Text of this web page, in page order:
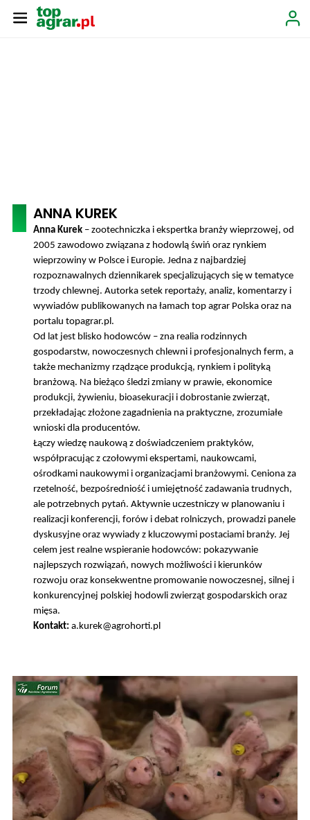
ANNA KUREK
Anna Kurek – zootechniczka i ekspertka branży wieprzowej, od
2005 zawodowo związana z hodowlą świń oraz rynkiem
wieprzowiny w Polsce i Europie. Jedna z najbardziej
rozpoznawalnych dziennikarek specjalizujących się w tematyce
trzody chlewnej. Autorka setek reportaży, analiz, komentarzy i
wywiadów publikowanych na łamach top agrar Polska oraz na
portalu topagrar.pl.
Od lat jest blisko hodowców – zna realia rodzinnych
gospodarstw, nowoczesnych chlewni i profesjonalnych ferm, a
także mechanizmy rządzące produkcją, rynkiem i polityką
branżową. Na bieżąco śledzi zmiany w prawie, ekonomice
produkcji, żywieniu, bioasekuracji i dobrostanie zwierząt,
przekładając złożone zagadnienia na praktyczne, zrozumiałe
wnioski dla producentów.
Łączy wiedzę naukową z doświadczeniem praktyków,
współpracując z czołowymi ekspertami, naukowcami,
ośrodkami naukowymi i organizacjami branżowymi. Ceniona za
rzetelność, bezpośredniość i umiejętność zadawania trudnych,
ale potrzebnych pytań. Aktywnie uczestniczy w planowaniu i
realizacji konferencji, forów i debat rolniczych, prowadzi panele
dyskusyjne oraz wywiady z kluczowymi postaciami branży. Jej
celem jest realne wspieranie hodowców: pokazywanie
najlepszych rozwiązań, nowych możliwości i kierunków
rozwoju oraz konsekwentne promowanie nowoczesnej, silnej i
konkurencyjnej polskiej hodowli zwierząt gospodarskich oraz
mięsa.
Kontakt: a.kurek@agrohorti.pl